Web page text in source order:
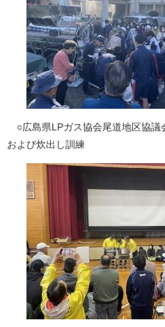
○広島県LPガス協会尾道地区協議
および炊出し訓練